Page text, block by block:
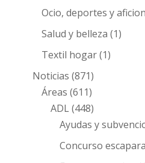
Ocio, deportes y
Salud y belleza (1)
Textil hogar(1)
Noticias (871)
Áreas (611)
ADL(448)
Ayudas y
Concurso